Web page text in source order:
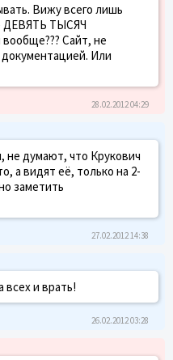
Вижу всего лишь
ДЕВЯТЬ ТЫСЯЧ
Сайт, не
Или
28.02.2012 04:29
не думают, что Крукович
а видят её, только на 2-
заметить
27.02.2012 14:38
и врать!
26.02.2012 03:28